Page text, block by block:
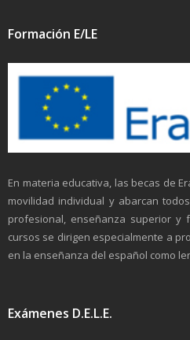
Formación E/LE
En materia educativa, las becas de
movilidad individual y abarcan
profesional, enseñanza superior y
cursos se dirigen especialmente a
en la enseñanza del español como
Exámenes D.E.L.E.